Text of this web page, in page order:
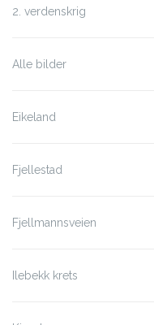
2. verdenskrig
Alle bilder
Eikeland
Fjellestad
Fjellmannsveien
Ilebekk krets